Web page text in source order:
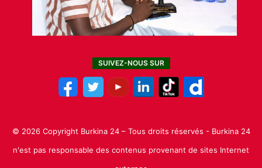
SUIVEZ-NOUS SUR
© 2026 Copyright Burkina 24 – Tous droits réservés - Burkina 24
n'est pas responsable des contenus provenant de sites Internet